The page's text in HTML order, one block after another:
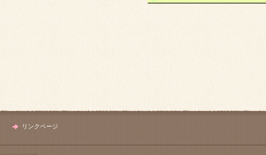
リンクページ